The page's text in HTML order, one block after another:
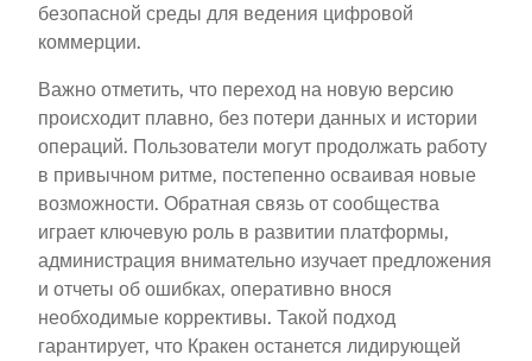
безопасной среды для ведения цифровой
коммерции.
Важно отметить, что переход на новую версию
происходит плавно, без потери данных и истории
операций. Пользователи могут продолжать работу
в привычном ритме, постепенно осваивая новые
возможности. Обратная связь от сообщества
играет ключевую роль в развитии платформы,
администрация внимательно изучает предложения
и отчеты об ошибках, оперативно внося
необходимые коррективы. Такой подход
гарантирует, что Кракен останется лидирующей